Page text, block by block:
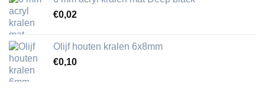
€0,02
Olijf houten kralen 6x8mm
€0,10